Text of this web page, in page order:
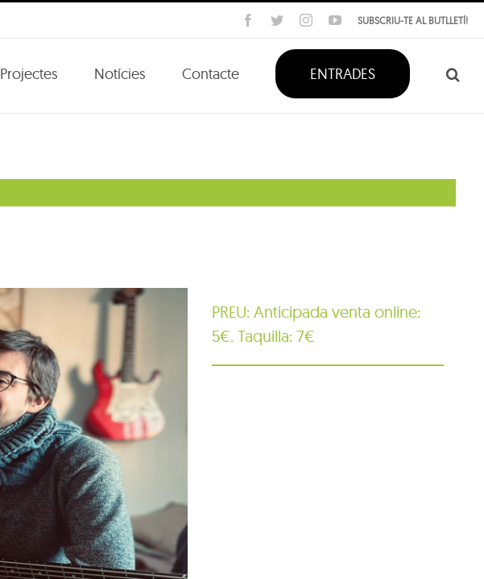
SUBSCRIU-TE AL BUTLLETÍ!
Facebook
TwitterInstagramYouTube
Projectes Notícies Contacte ENTRADES
PREU: Anticipada venta online:
5€. Taquilla: 7€